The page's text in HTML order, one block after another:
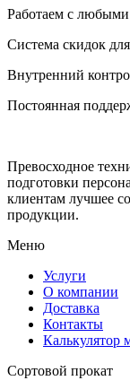
Работаем с
Система скидок
Внутренний
Постоянная
Превосходное
подготовки
клиентам лучшее
продукции.
Меню
Услуги
О компании
Доставка
Контакты
Калькулятор
Сортовой прокат